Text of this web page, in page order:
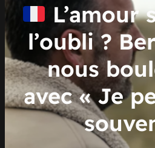
l’oubli ?
nous
avec « Je